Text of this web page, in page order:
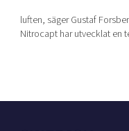
Kunskapsbank
luften, säger Gustaf
Nitrocapt har utvecklat en